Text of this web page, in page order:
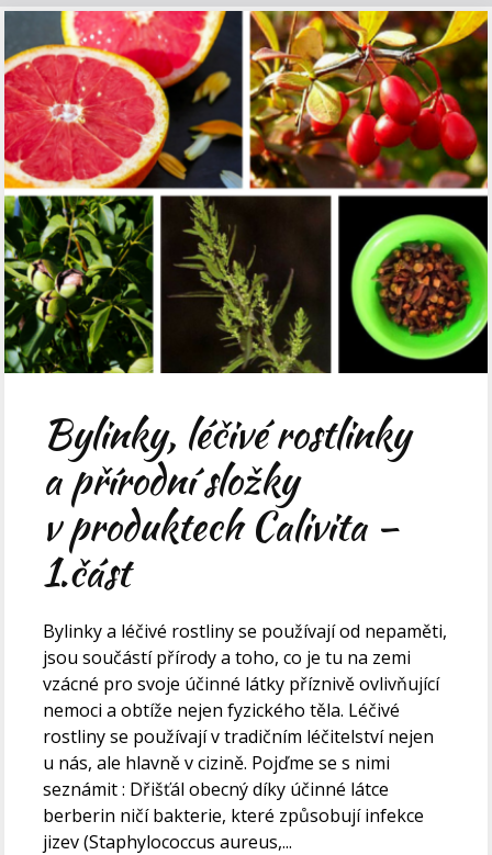
Bylinky, léčivé rostlinky
a přírodní složky
v produktech Calivita –
1.část
Bylinky a léčivé rostliny se používají od nepaměti,
jsou součástí přírody a toho, co je tu na zemi
vzácné pro svoje účinné látky příznivě ovlivňující
nemoci a obtíže nejen fyzického těla. Léčivé
rostliny se používají v tradičním léčitelství nejen
u nás, ale hlavně v cizině. Pojďme se s nimi
seznámit : Dřišťál obecný díky účinné látce
berberin ničí bakterie, které způsobují infekce
jizev (Staphylococcus aureus,...